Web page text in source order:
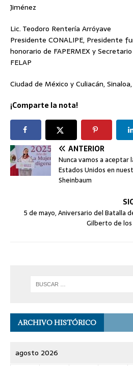
Jiménez
Lic. Teodoro Rentería Arróyave
Presidente CONALIPE, Presidente
honorario de FAPERMEX y
FELAP
Ciudad de México y Culiacán,
¡Comparte la nota!
ANTERIOR
Nunca vamos a
Estados Unidos en
Sheinbaum
5 de mayo, Aniversario del Batalla
Gilberto de los
ARCHIVO HISTÓRICO
agosto 2026